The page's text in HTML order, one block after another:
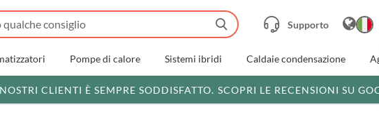
Supporto
Pompe di calore Sistemi ibridi Caldaie condensazione
CLIENTI È SEMPRE SODDISFATTO. SCOPRI LE RECENSIONI SU